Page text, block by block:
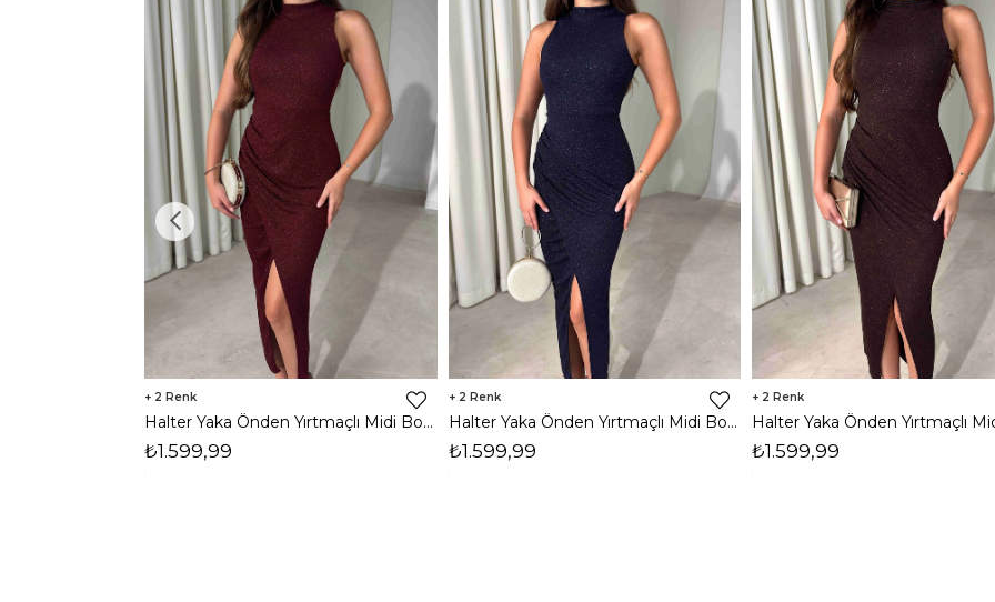
2
Halter Yaka Önden Yırtmaçlı Midi Boy Bordo Hasre Kadın Elbise 26Y502
₺1.599,99
2
Halter Yaka Önden Yırtmaçlı Midi Boy Lacivert Hasre Kadın Elbise 26Y502
₺1.599,99
2
₺1.599,99